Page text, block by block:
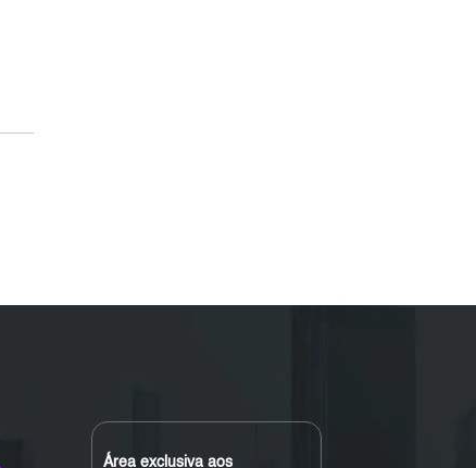
Área exclusiva aos